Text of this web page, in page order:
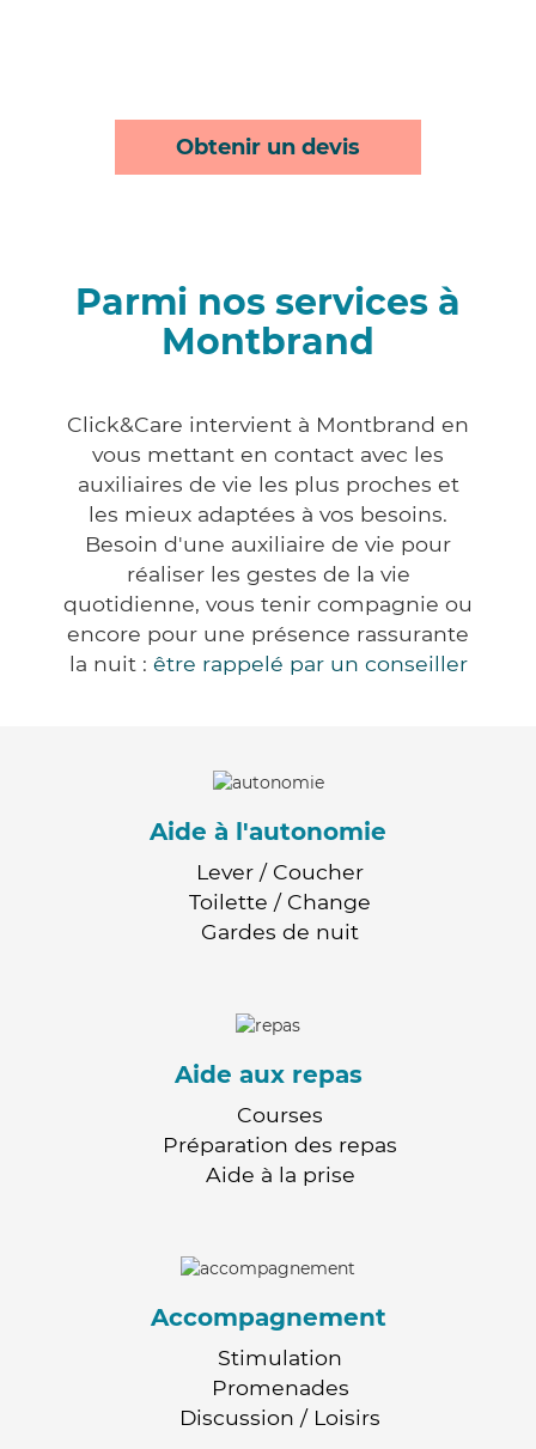
Obtenir un devis
Parmi nos services à
Montbrand
Click&Care intervient à Montbrand en
vous mettant en contact avec les
auxiliaires de vie les plus proches et
les mieux adaptées à vos besoins.
Besoin d'une auxiliaire de vie pour
réaliser les gestes de la vie
quotidienne, vous tenir compagnie ou
encore pour une présence rassurante
la nuit : être rappelé par un conseiller
Aide à l'autonomie
Lever / Coucher
Toilette / Change
Gardes de nuit
Aide aux repas
Courses
Préparation des repas
Aide à la prise
Accompagnement
Stimulation
Promenades
Discussion / Loisirs